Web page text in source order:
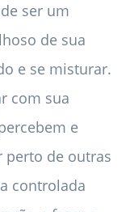
ser um
de sua
e se misturar.
com sua
e
perto de outras
controlada